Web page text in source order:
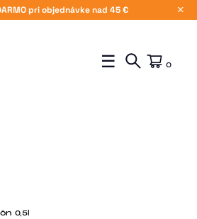
pri objednávke nad 45 € X
☰ 0
0,5l